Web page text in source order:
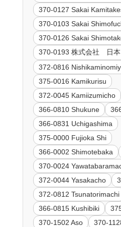
370-0127 Sakai
370-0103 Sakai
370-0126 Sakai
370-0193 株式会社 日
372-0816
375-0016 Kamikurisu
372-0045 Kamiizumicho
366-0810 Shukune
366-0831 Uchigashima
375-0000 Fujioka Shi
366-0002 Shimotebaka
370-0024
372-0044 Yasakacho
372-0812 Tsunatorimachi
366-0815 Kushibiki
370-1502 Aso
370-